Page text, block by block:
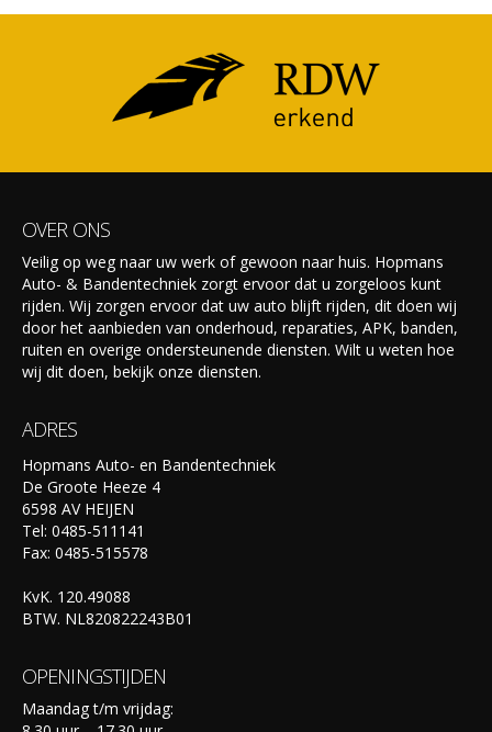
OVER ONS
Veilig op weg naar uw werk of gewoon naar huis. Hopmans
Auto- & Bandentechniek zorgt ervoor dat u zorgeloos kunt
rijden. Wij zorgen ervoor dat uw auto blijft rijden, dit doen wij
door het aanbieden van onderhoud, reparaties, APK, banden,
ruiten en overige ondersteunende diensten. Wilt u weten hoe
wij dit doen, bekijk onze diensten.
ADRES
Hopmans Auto- en Bandentechniek
De Groote Heeze 4
6598 AV HEIJEN
Tel: 0485-511141
Fax: 0485-515578
KvK. 120.49088
BTW. NL820822243B01
OPENINGSTIJDEN
Maandag t/m vrijdag: